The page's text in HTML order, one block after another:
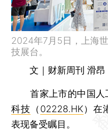
2024年7月5日，上海
技展台。
文｜财新周刊 滑昂
首家上市的中国人
科技 （ 02228.HK）在
表现备受瞩目。